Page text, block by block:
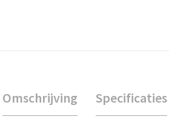
Omschrijving Specificaties